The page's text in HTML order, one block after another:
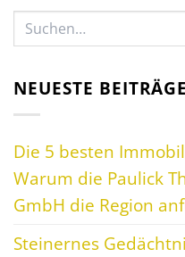
NEUESTE BEITRÄGE
Die 5 besten
Warum die Paulick
GmbH die Region
Steinernes